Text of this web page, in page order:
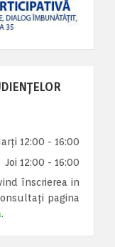
12:00 - 16:00
Joi 12:00 - 16:00
înscrierea in
pagina
.